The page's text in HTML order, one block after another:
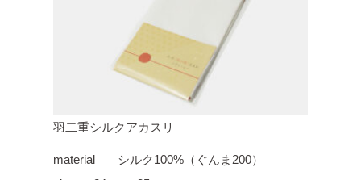
羽二重シルクアカスリ
material
シルク100%（ぐんま200）